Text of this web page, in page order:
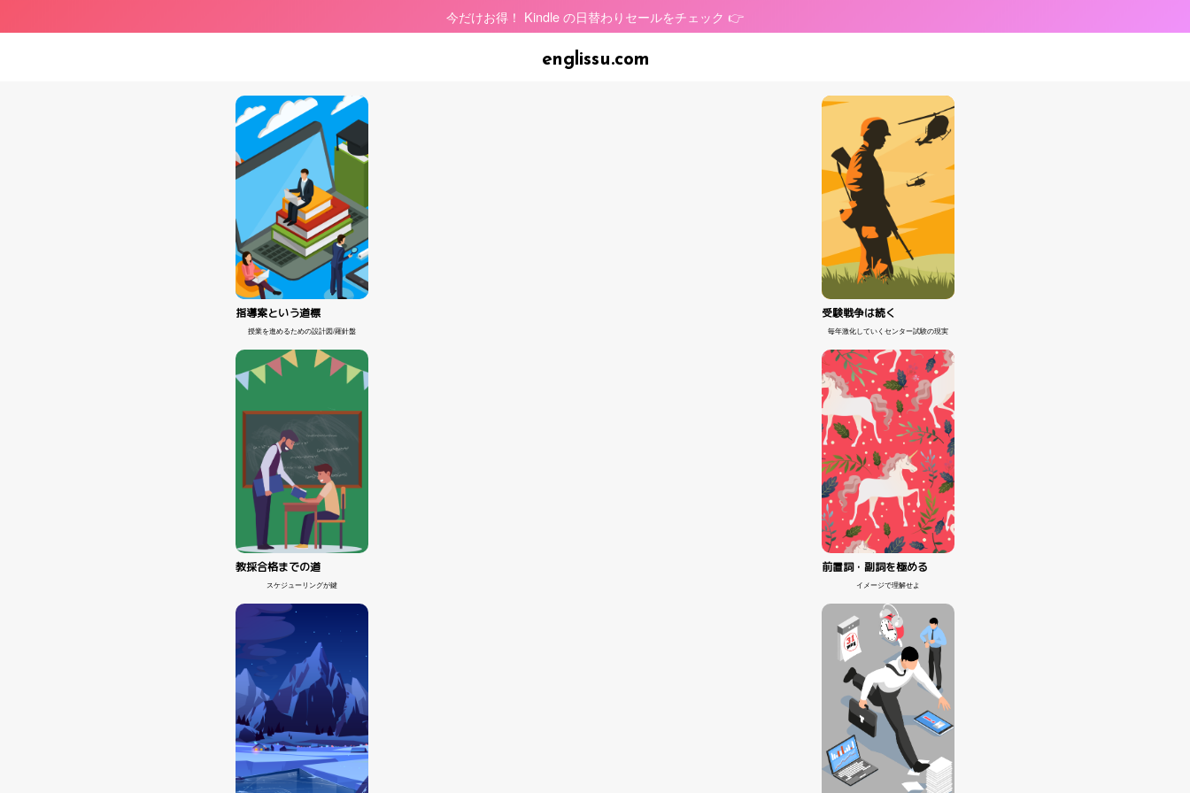
今だけお得！ Kindle の日替わりセールをチェック 👉
指導案という道標
授業を進めるための設計図/羅針盤
受験戦争は続く
毎年激化していくセンター試験の現実
教採合格までの道
スケジューリングが鍵
前置詞・副詞を極める
イメージで理解せよ